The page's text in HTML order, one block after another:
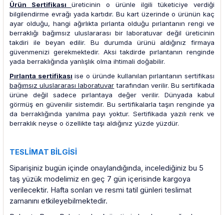
Ürün Sertifikası üreticinin o ürünle ilgili tüketiciye verdiği
bilgilendirme evrağı yada kartıdır. Bu kart üzerinde o ürünün kaç
ayar olduğu, hangi ağırlıkta pırlanta olduğu pırlantanın rengi ve
berraklığı bağımsız uluslararası bir laboratuvar değil üreticinin
takdiri ile beyan edilir. Bu durumda ürünü aldığınız firmaya
güvenmenizi gerekmektedir. Aksi takdirde pırlantanın renginde
yada berraklığında yanlışlık olma ihtimali doğabilir.
Pırlanta sertifikası ise o üründe kullanılan pırlantanın sertifikası
bağımsız uluslararası laboratuvar tarafından verilir. Bu sertifikada
ürüne değil sadece pırlantaya değer verilir. Dünyada kabul
görmüş en güvenilir sistemdir. Bu sertifikalarla taşın renginde ya
da berraklığında yanılma payı yoktur. Sertifikada yazılı renk ve
berraklık neyse o özellikte taşı aldığınız yüzde yüzdür.
TESLİMAT BİLGİSİ
Siparişiniz bugün içinde onaylandığında, incelediğiniz bu 5
taş yüzük modelimiz en geç 7 gün içerisinde kargoya
verilecektir. Hafta sonları ve resmi tatil günleri teslimat
zamanını etkileyebilmektedir.